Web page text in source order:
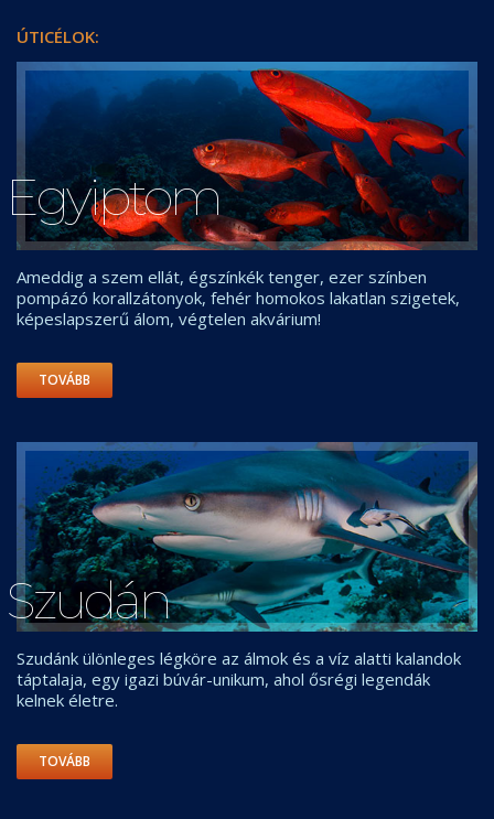
ÚTICÉLOK:
Egyiptom
Ameddig a szem ellát, égszínkék tenger, ezer színben
pompázó korallzátonyok, fehér homokos lakatlan szigetek,
képeslapszerű álom, végtelen akvárium!
TOVÁBB
Szudán
Szudánk ülönleges légköre az álmok és a víz alatti kalandok
táptalaja, egy igazi búvár-unikum, ahol ősrégi legendák
kelnek életre.
TOVÁBB